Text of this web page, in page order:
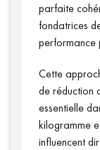
parfaite
fondatrices
performance
Cette
de réduction
essentielle
kilogramme
influencent